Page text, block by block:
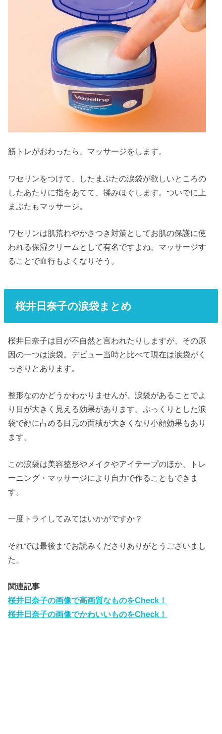
筋トレがおわったら、マッサージをします。
ワセリンをつけて、したまぶたの涙袋が欲しいところの
したあたりに指をあてて、揉みほぐします。ついでに上
まぶたもマッサージ。
ワセリンは肌荒れやかさつき対策としてお肌の保護に使
われる保湿クリームとして有名ですよね。マッサージす
ることで血行もよくなりそう。
桜井日奈子の涙袋まとめ
桜井日奈子は目が不自然と言われたりしますが、その原
因の一つは涙袋。デビュー当時と比べて現在は涙袋がく
っきりとあります。
整形なのかどうかわかりませんが、涙袋があることでよ
り目が大きく見える効果があります。ぷっくりとした涙
袋で顔に占める目元の面積が大きくなり小顔効果もあり
ます。
この涙袋は美容整形やメイクやアイテープのほか、トレ
ーニング・マッサージにより自力で作ることもできま
す。
一度トライしてみてはいかがですか？
それでは最後までお読みくださりありがとうございまし
た。
関連記事
桜井日奈子の画像で高画質なものをCheck！
桜井日奈子の画像でかわいいものをCheck！